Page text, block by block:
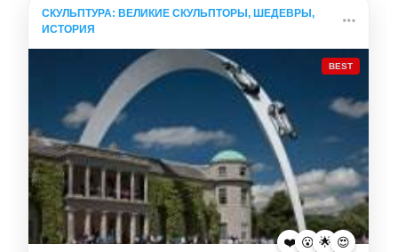
СКУЛЬПТУРА: ВЕЛИКИЕ СКУЛЬПТОРЫ, ШЕДЕВРЫ,
ИСТОРИЯ
BEST
❤️ 😮 🌟 😍